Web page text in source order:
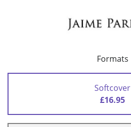
Formats
Softcover
£16.95